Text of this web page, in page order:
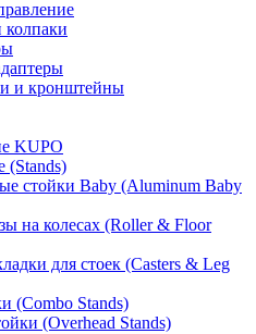
и кронштейны
KUPO
(Stands)
стойки Baby (Aluminum Baby
на колесах (Roller & Floor
для стоек (Casters & Leg
(Combo Stands)
(Overhead Stands)